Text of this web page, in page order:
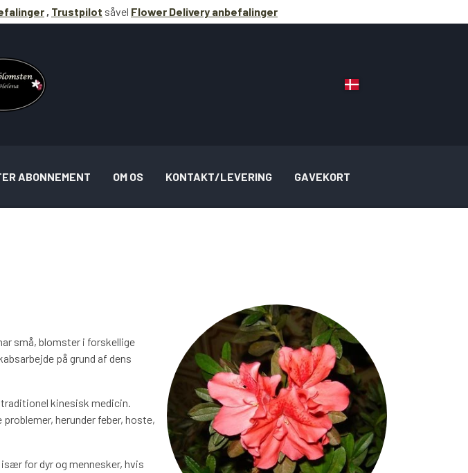
, Trustpilot såvel Flower Delivery anbefalinger
ABONNEMENT OM OS KONTAKT/LEVERING GAVEKORT
små, blomster i forskellige
på grund af dens
kinesisk medicin.
herunder feber, hoste,
for dyr og mennesker, hvis